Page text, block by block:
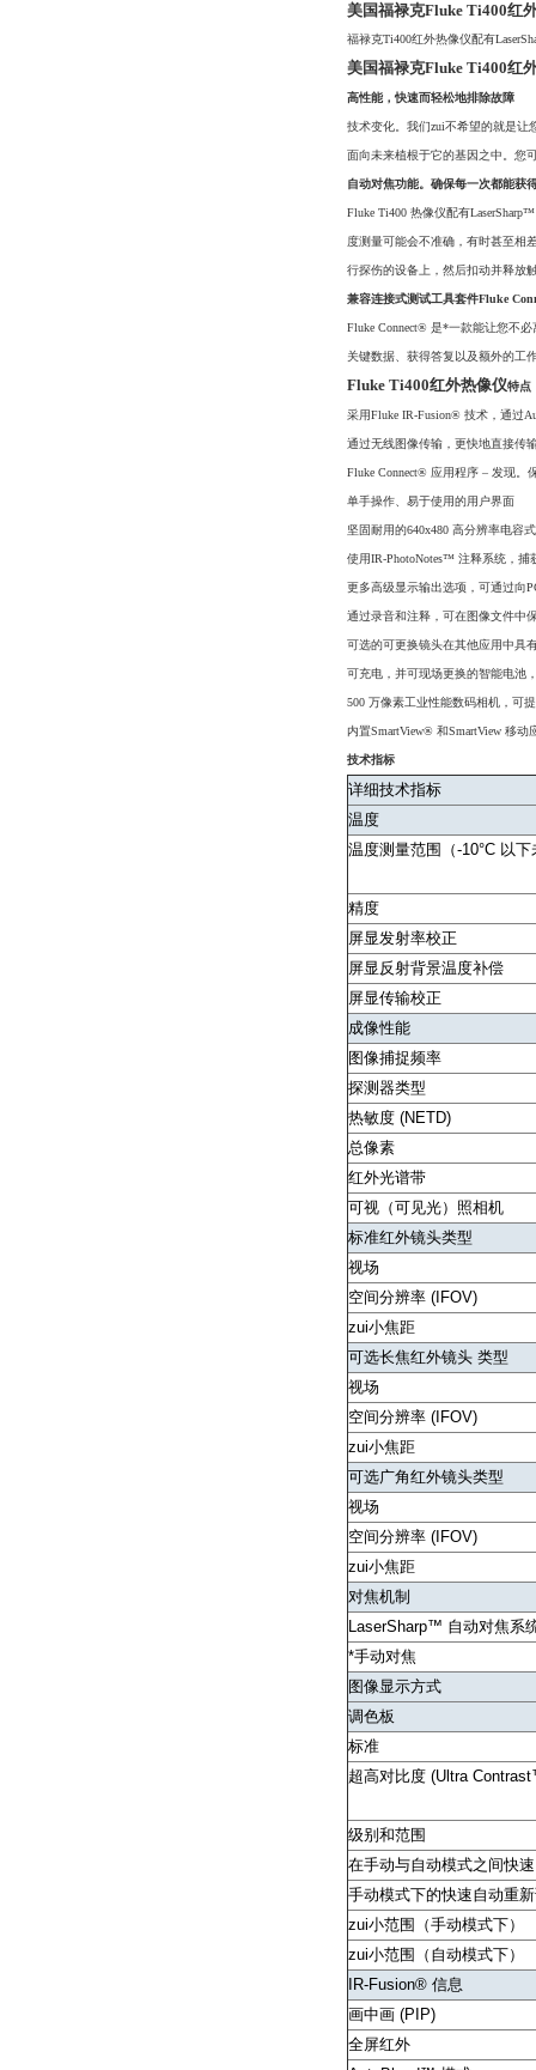
美国福禄克Fluke Ti400红
福禄克Ti400红外热像仪配有
美国福禄克Fluke Ti400红
高性能，快速而轻松地排除故障
技术变化。我们zui不希望的就是让
面向未来植根于它的基因之中。您
自动对焦功能。确保每一次都能获
Fluke Ti400 热像仪配有
度测量可能会不准确，有时甚至相
行探伤的设备上，然后扣动并释放
兼容连接式测试工具套件Fluke
Fluke Connect® 是*一款能让您不
关键数据、获得答复以及额外的工
Fluke Ti400红外热像仪特点
采用Fluke IR-Fusion® 技术，通过
通过无线图像传输，更快地直接传
Fluke Connect® 应用程序 – 发现。
单手操作、易于使用的用户界面
坚固耐用的640x480 高分辨率电容
使用IR-PhotoNotes™ 注释系统，
更多高级显示输出选项，可通过向
通过录音和注释，可在图像文件中
可选的可更换镜头在其他应用中具
可充电，并可现场更换的智能电池
500 万像素工业性能数码相机，可
内置SmartView® 和SmartView 移动
技术指标
详细技术指标
温度
温度测量范围（-10°C 以
精度
屏显发射率校正
屏显反射背景温度补偿
屏显传输校正
成像性能
图像捕捉频率
探测器类型
热敏度 (NETD)
总像素
红外光谱带
可视（可见光）照相机
标准红外镜头类型
视场
空间分辨率 (IFOV)
zui小焦距
可选长焦红外镜头 类型
视场
空间分辨率 (IFOV)
zui小焦距
可选广角红外镜头类型
视场
空间分辨率 (IFOV)
zui小焦距
对焦机制
LaserSharp™ 自动对焦系
*手动对焦
图像显示方式
调色板
标准
超高对比度 (Ultra
级别和范围
在手动与自动模式之间快
手动模式下的快速自动重
zui小范围（手动模式下）
zui小范围（自动模式下）
IR-Fusion® 信息
画中画 (PIP)
全屏红外